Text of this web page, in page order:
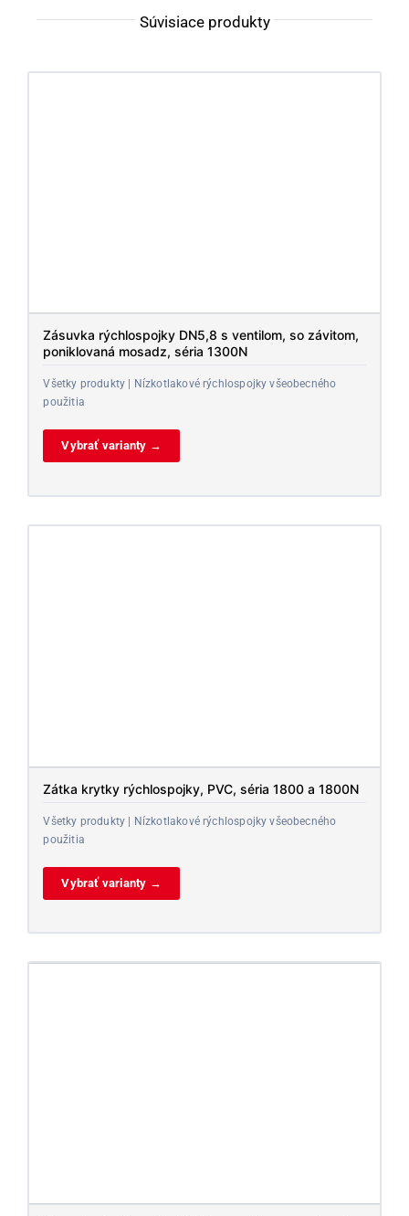
Súvisiace produkty
Zásuvka rýchlospojky DN5,8 s ventilom, so závitom,
poniklovaná mosadz, séria 1300N
Všetky produkty | Nízkotlakové rýchlospojky všeobecného
použitia
Vybrať varianty →
Zátka krytky rýchlospojky, PVC, séria 1800 a 1800N
Všetky produkty | Nízkotlakové rýchlospojky všeobecného
použitia
Vybrať varianty →